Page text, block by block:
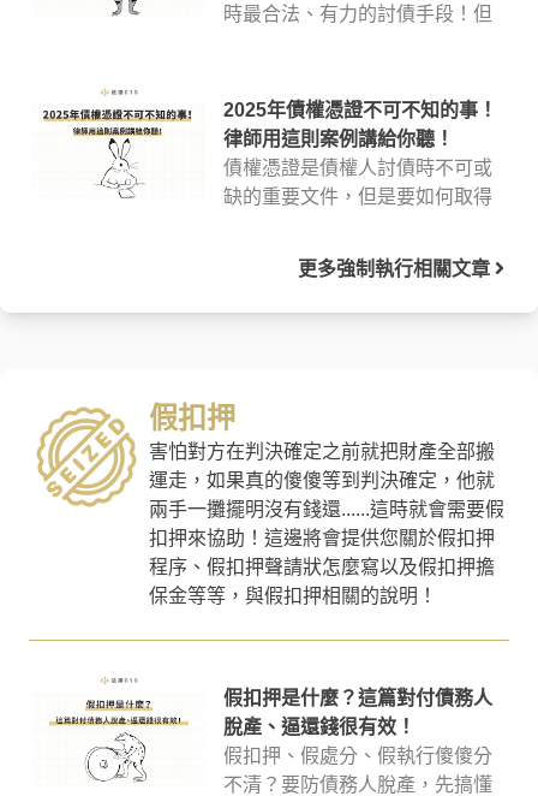
時最合法、有力的討債手段！但
不划算？支付命令與強制執行之
間的差別在哪？自己被強制執行
如何查詢？網路上針對強制執行
查詢與強制執行流程的問題，律
2025年債權憑證不可不知的事！
律師用這則案例講給你聽！
債權憑證是債權人討債時不可或
缺的重要文件，但是要如何取得
辦？債權憑證換發怎麼進行？律
師將於這篇分享網路上常見的債
權憑證查詢常見內容，比如債權
更多強制執行相關文章
假扣押
害怕對方在判決確定之前就把財產全部搬
運走，如果真的傻傻等到判決確定，他就
兩手一攤擺明沒有錢還......這時就會需要假
扣押來協助！這邊將會提供您關於假扣押
程序、假扣押聲請狀怎麼寫以及假扣押擔
保金等等，與假扣押相關的說明！
假扣押是什麼？這篇對付債務人
脫產、逼還錢很有效！
假扣押、假處分、假執行傻傻分
不清？要防債務人脫產，先搞懂